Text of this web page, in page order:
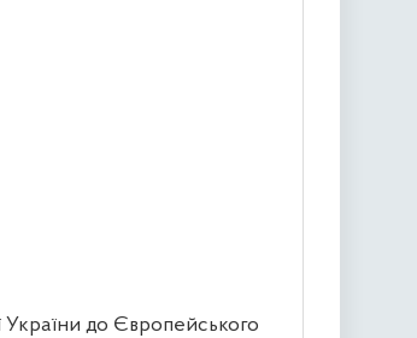
України до Європейського